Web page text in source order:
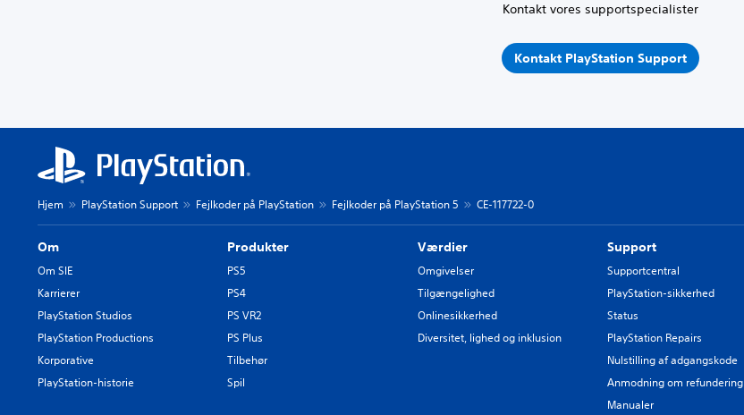
Kontakt vores supportspecialister
Kontakt PlayStation Support
Hjem PlayStation Support Fejlkoder på PlayStation Fejlkoder på PlayStation 5 CE-117722-0
Om
Om SIE
Karrierer
PlayStation Studios
PlayStation Productions
Korporative
PlayStation-historie
Produkter
PS5
PS4
PS VR2
PS Plus
Tilbehør
Spil
Værdier
Omgivelser
Tilgængelighed
Onlinesikkerhed
Diversitet, lighed og inklusion
Support
Supportcentral
PlayStation-sikkerhed
Status
PlayStation Repairs
Nulstilling af adgangskode
Anmodning om refundering
Manualer